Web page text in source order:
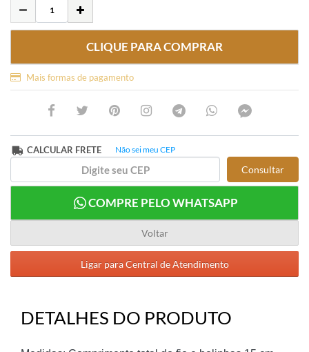
CLIQUE PARA COMPRAR
Mais formas de pagamento
CALCULAR FRETE Não sei meu CEP
Consultar
COMPRE PELO WHATSAPP
Voltar
Ligar para Central de Atendimento
DETALHES DO PRODUTO